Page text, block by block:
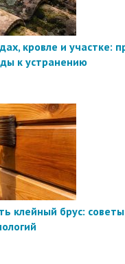
кровле и участке:
к устранению
клейный брус: